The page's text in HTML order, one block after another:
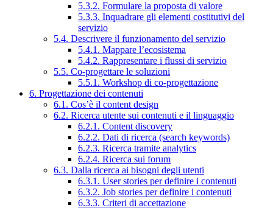
5.3.2. Formulare la proposta di valore
5.3.3. Inquadrare gli elementi costitutivi del
servizio
5.4. Descrivere il funzionamento del servizio
5.4.1. Mappare l’ecosistema
5.4.2. Rappresentare i flussi di servizio
5.5. Co-progettare le soluzioni
5.5.1. Workshop di co-progettazione
6. Progettazione dei contenuti
6.1. Cos’è il content design
6.2. Ricerca utente sui contenuti e il linguaggio
6.2.1. Content discovery
6.2.2. Dati di ricerca (search keywords)
6.2.3. Ricerca tramite analytics
6.2.4. Ricerca sui forum
6.3. Dalla ricerca ai bisogni degli utenti
6.3.1. User stories per definire i contenuti
6.3.2. Job stories per definire i contenuti
6.3.3. Criteri di accettazione